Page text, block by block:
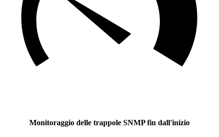
Monitoraggio delle trappole SNMP fin dall'inizio